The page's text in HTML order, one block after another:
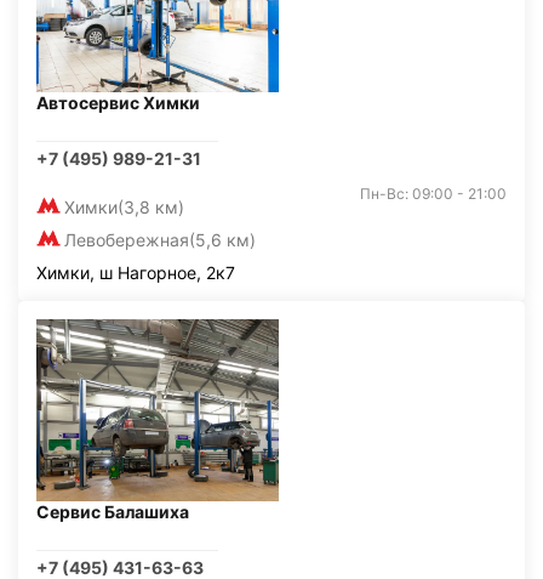
Автосервис Химки
+7 (495) 989-21-31
Химки(3,8 км)
Левобережная(5,6 км)
Пн-Вс: 09:00 - 21:00
Химки, ш Нагорное, 2к7
Сервис Балашиха
+7 (495) 431-63-63